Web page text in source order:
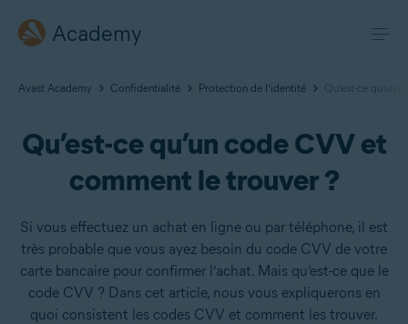
Academy
Avast Academy Confidentialité Protection de l’identité Qu’est-ce qu’un
Qu’est-ce qu’un code CVV et
comment le trouver ?
Si vous effectuez un achat en ligne ou par téléphone, il est
très probable que vous ayez besoin du code CVV de votre
carte bancaire pour confirmer l’achat. Mais qu’est-ce que le
code CVV ? Dans cet article, nous vous expliquerons en
quoi consistent les codes CVV et comment les trouver.